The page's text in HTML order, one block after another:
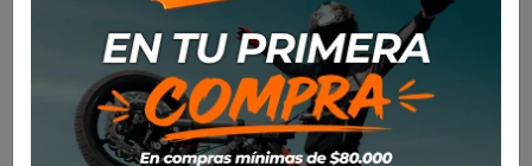
Productos Gorro Alpinestars Ageless Mesh Delta